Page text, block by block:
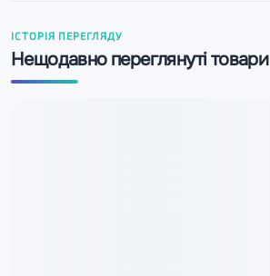
ІСТОРІЯ ПЕРЕГЛЯДУ
Нещодавно переглянуті товари